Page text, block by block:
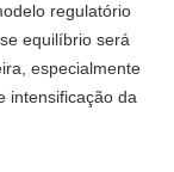
regulatório
equilíbrio será
especialmente
intensificação da